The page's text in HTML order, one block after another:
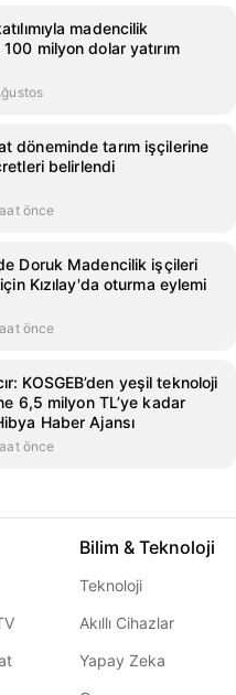
madencilik
milyon dolar yatırım
döneminde tarım işçilerine
belirlendi
önce
Doruk Madencilik işçileri
Kızılay'da oturma eylemi
önce
KOSGEB’den yeşil teknoloji
6,5 milyon TL’ye kadar
Haber Ajansı
önce
Bilim & Teknoloji
Teknoloji
Akıllı Cihazlar
Yapay Zeka